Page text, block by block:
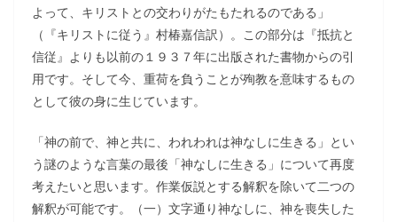
よって、キリストとの交わりがたもたれるのである」
（『キリストに従う』村椿嘉信訳）。この部分は『抵抗と
信従』よりも以前の１９３７年に出版された書物からの引
用です。そして今、重荷を負うことが殉教を意味するもの
として彼の身に生じています。
「神の前で、神と共に、われわれは神なしに生きる」とい
う謎のような言葉の最後「神なしに生きる」について再度
考えたいと思います。作業仮説とする解釈を除いて二つの
解釈が可能です。（一）文字通り神なしに、神を喪失した